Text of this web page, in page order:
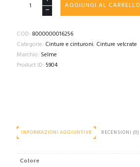
Velcrata
quantità
AGGIUNGI AL CARRELLO
COD: 8000000016256
Categorie: Cinture e cinturoni, Cinture velcrate
Marchio: Selme
Product ID: 5904
INFORMAZIONI AGGIUNTIVE RECENSIONI (0)
Colore